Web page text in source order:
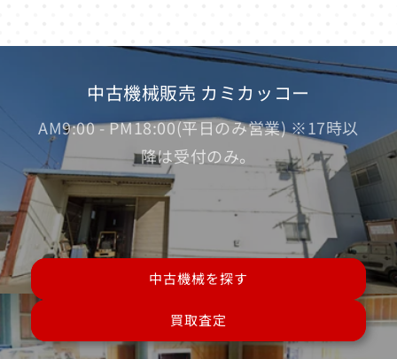
中古機械販売 カミカッコー
AM9:00 - PM18:00(平日のみ営業) ※17時以
降は受付のみ。
中古機械を探す
買取査定